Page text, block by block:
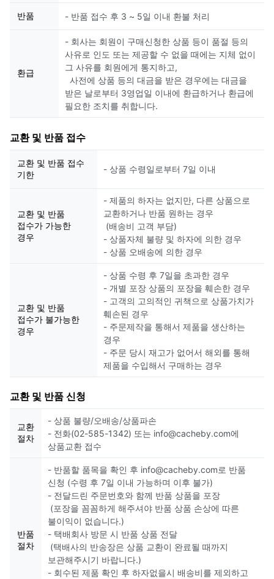
반품 - 반품 접수 후 3 ~ 5일 이내 환불 처리
환급
- 회사는 회원이 구매신청한 상품 등이 품절 등의
사유로 인도 또는 제공할 수 없을 때에는 지체 없이
그 사유를 회원에게 통지하고,
사전에 상품 등의 대금을 받은 경우에는 대금을
받은 날로부터 3영업일 이내에 환급하거나 환급에
필요한 조치를 취합니다.
교환 및 반품 접수
교환 및 반품 접수
기한
- 상품 수령일로부터 7일 이내
교환 및 반품
접수가 가능한
경우
- 제품의 하자는 없지만, 다른 상품으로
교환하거나 반품 원하는 경우
(배송비 고객 부담)
- 상품자체 불량 및 하자에 의한 경우
- 상품 오배송에 의한 경우
교환 및 반품
접수가 불가능한
경우
- 상품 수령 후 7일을 초과한 경우
- 개별 포장 상품의 포장을 훼손한 경우
- 고객의 고의적인 귀책으로 상품가치가
훼손된 경우
- 주문제작을 통해서 제품을 생산하는
경우
- 주문 당시 재고가 없어서 해외를 통해
제품을 수입해서 구매하는 경우
교환 및 반품 신청
교환
절차
- 상품 불량/오배송/상품파손
- 전화(02-585-1342) 또는 info@cacheby.com에
상품교환 접수
반품
절차
- 반품할 품목을 확인 후 info@cacheby.com로 반품
신청 (수령 후 7일 이내 가능하며 이후 불가)
- 전달드린 주문번호와 함께 반품 상품을 포장
(포장을 꼼꼼하게 해주셔야 반품 상품 손상에 따른
불이익이 없습니다.)
- 택배회사 방문 시 반품 상품 전달
(택배사의 반송장은 상품 교환이 완료될 때까지
보관해주시기 바랍니다.)
- 회수된 제품 확인 후 하자없을시 배송비를 제외하고